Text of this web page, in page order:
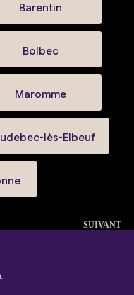
Barentin
Bolbec
Maromme
lès-Elbeuf
SUIVANT